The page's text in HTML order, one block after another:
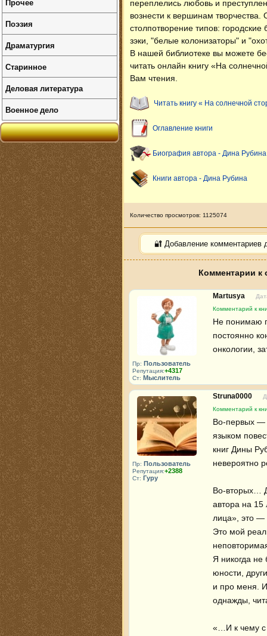
переплелись любовь и
вознести к вершинам творчества.
столпотворение типов:
зэки, "белые колонизаторы" и
В нашей библиотеке вы можете
читать онлайн книгу «На
Вам чтения.
Читать книгу « На солнечной
Оглавление книги
Биография автора - Дина Рубина
Книги автора - Дина Рубина
Количество просмотров: 1125074
🔐 Добавление комментариев
Комментарии к
Пр: Пользователь
Репутация:+4317
Ст: Мыслитель
Martusya
Комментарий к
Не понимаю
постоянно
онкологии,
Пр: Пользователь
Репутация:+2388
Ст: Гуру
Struna0000
Комментарий к
Во-первых —
языком
книг Дины
невероятно
Во-вторых…
автора на 15
лица», это —
Это мой
Я никогда не
юности,
и про меня.
однажды,
«…И к чему с
Поэзия
Драматургия
Старинное
Деловая литература
Военное дело